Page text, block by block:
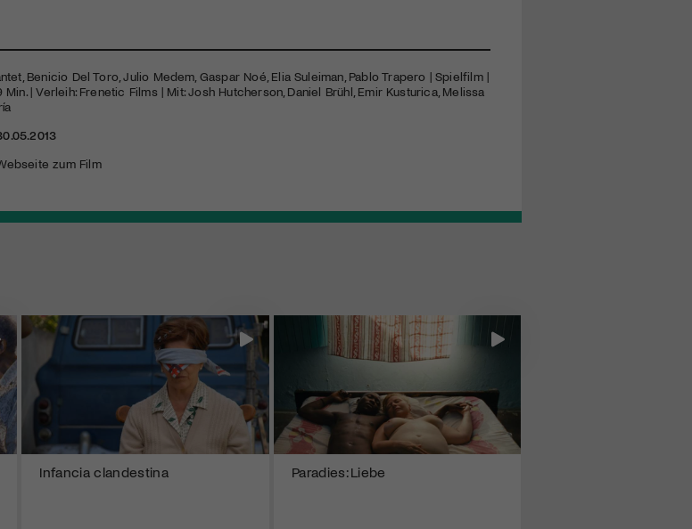
Benicio Del Toro, Julio Medem, Gaspar Noé, Elia Suleiman, Pablo Trapero | Spielfilm |
Min. | Verleih: Frenetic Films | Mit: Josh Hutcherson, Daniel Brühl, Emir Kusturica, Melissa
zum Film
Infancia clandestina Paradies: Liebe